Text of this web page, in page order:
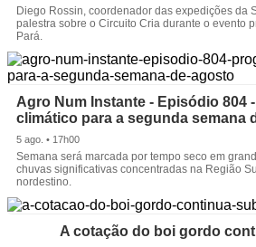
Diego Rossin, coordenador das expedições da
palestra sobre o Circuito Cria durante o evento
Pará.
Agro Num Instante - Episódio 804
climático para a segunda semana
5 ago. • 17h00
Semana será marcada por tempo seco em
chuvas significativas concentradas na Região
nordestino.
A cotação do boi gordo